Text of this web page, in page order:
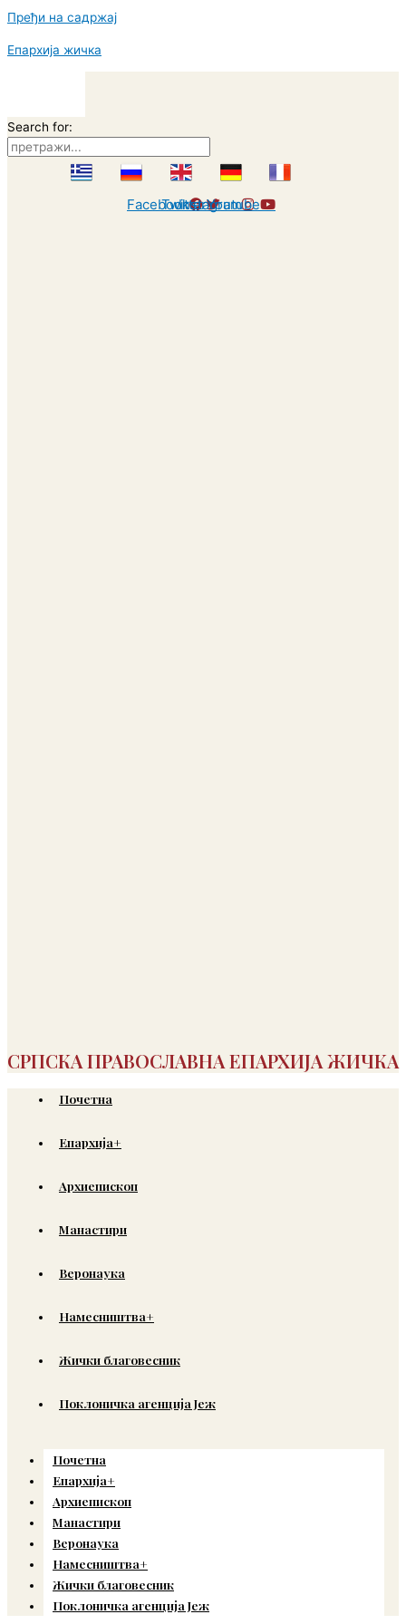
Пређи на садржај
Епархија жичка
Search for:
Facebook
Twitter
Instagram
Youtube
СРПСКА ПРАВОСЛАВНА ЕПАРХИЈА ЖИЧКА
Почетна
Епархија+
Архиепископ
Манастири
Веронаука
Намесништва+
Жички благовесник
Поклоничка агенција Јеж
Почетна
Епархија+
Архиепископ
Манастири
Веронаука
Намесништва+
Жички благовесник
Поклоничка агенција Јеж